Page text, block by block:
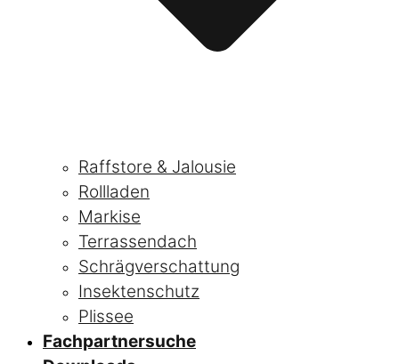
Raffstore & Jalousie
Rollladen
Markise
Terrassendach
Schrägverschattung
Insektenschutz
Plissee
Fachpartnersuche